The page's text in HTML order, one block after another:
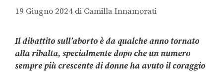
19 Giugno 2024 di Camilla Innamorati
Il dibattito sull’aborto è da qualche anno tornato
alla ribalta, specialmente dopo che un numero
sempre più crescente di donne ha avuto il coraggio